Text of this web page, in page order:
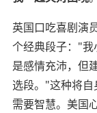
英国口吃喜剧演
个经典段子："
是感情充沛，但
选段。"这种将
需要智慧。美国